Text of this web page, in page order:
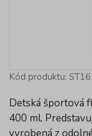
Kód produktu:
Detská športová
400 ml.